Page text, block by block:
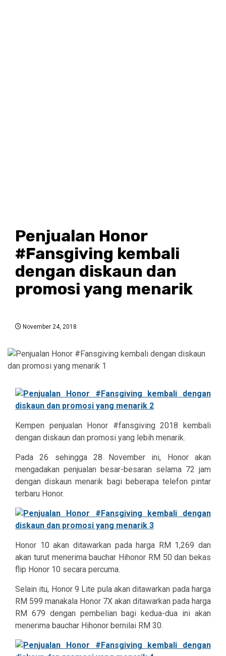
Penjualan Honor
#Fansgiving kembali
dengan diskaun dan
promosi yang menarik
November 24, 2018
Kempen penjualan Honor #fansgiving 2018 kembali
dengan diskaun dan promosi yang lebih menarik.
Pada 26 sehingga 28 November ini, Honor akan
mengadakan penjualan besar-besaran selama 72 jam
dengan diskaun menarik bagi beberapa telefon pintar
terbaru Honor.
Honor 10 akan ditawarkan pada harga RM 1,269 dan
akan turut menerima bauchar Hihonor RM 50 dan bekas
flip Honor 10 secara percuma.
Selain itu, Honor 9 Lite pula akan ditawarkan pada harga
RM 599 manakala Honor 7X akan ditawarkan pada harga
RM 679 dengan pembelian bagi kedua-dua ini akan
menerima bauchar Hihonor bernilai RM 30.